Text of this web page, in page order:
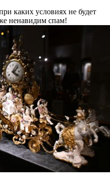
каких условиях не будет
ненавидим спам!